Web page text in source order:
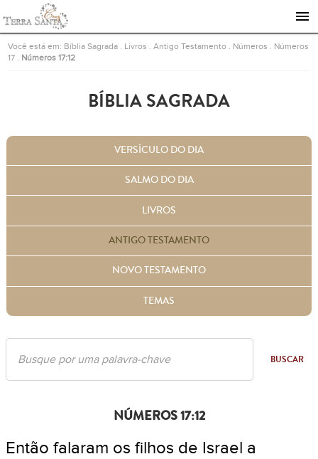
Ir para a página inicial
Você está em: Bíblia Sagrada Livros .Antigo Testamento Números
Números
17
Números 17:12
BÍBLIA SAGRADA
VERSÍCULO DO DIA
SALMO DO DIA
LIVROS
ANTIGO TESTAMENTO
NOVO TESTAMENTO
TEMAS
BUSCAR
NÚMEROS 17:12
Então falaram os filhos de Israel a